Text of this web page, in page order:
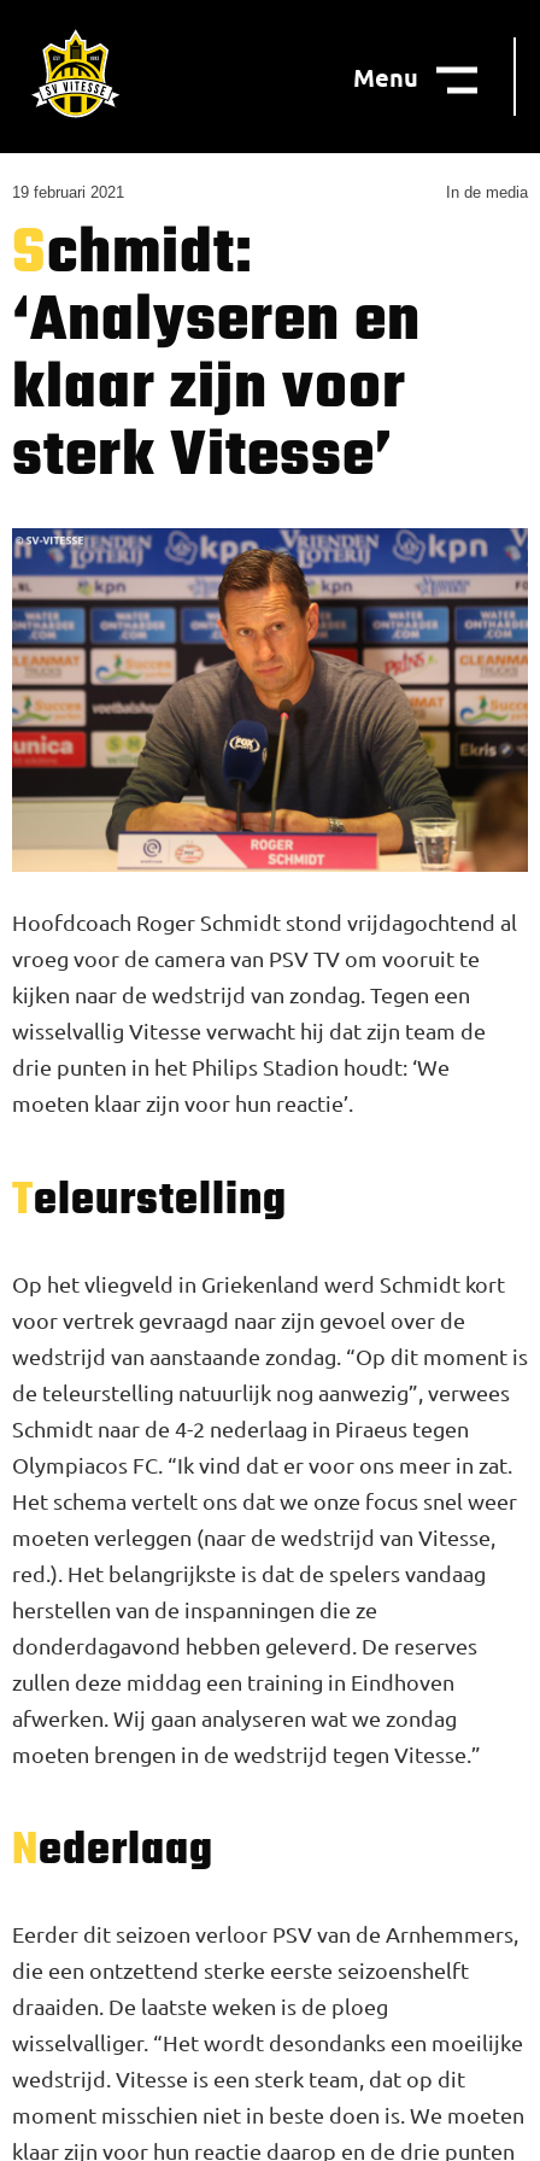
Menu
19 februari 2021 In de media
Schmidt:
‘Analyseren en
klaar zijn voor
sterk Vitesse’
Hoofdcoach Roger Schmidt stond vrijdagochtend al
vroeg voor de camera van PSV TV om vooruit te
kijken naar de wedstrijd van zondag. Tegen een
wisselvallig Vitesse verwacht hij dat zijn team de
drie punten in het Philips Stadion houdt: ‘We
moeten klaar zijn voor hun reactie’.
Teleurstelling
Op het vliegveld in Griekenland werd Schmidt kort
voor vertrek gevraagd naar zijn gevoel over de
wedstrijd van aanstaande zondag. “Op dit moment is
de teleurstelling natuurlijk nog aanwezig”, verwees
Schmidt naar de 4-2 nederlaag in Piraeus tegen
Olympiacos FC. “Ik vind dat er voor ons meer in zat.
Het schema vertelt ons dat we onze focus snel weer
moeten verleggen (naar de wedstrijd van Vitesse,
red.). Het belangrijkste is dat de spelers vandaag
herstellen van de inspanningen die ze
donderdagavond hebben geleverd. De reserves
zullen deze middag een training in Eindhoven
afwerken. Wij gaan analyseren wat we zondag
moeten brengen in de wedstrijd tegen Vitesse.”
Nederlaag
Eerder dit seizoen verloor PSV van de Arnhemmers,
die een ontzettend sterke eerste seizoenshelft
draaiden. De laatste weken is de ploeg
wisselvalliger. “Het wordt desondanks een moeilijke
wedstrijd. Vitesse is een sterk team, dat op dit
moment misschien niet in beste doen is. We moeten
klaar zijn voor hun reactie daarop en de drie punten